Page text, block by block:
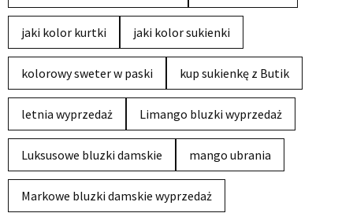
jaki kolor kurtki jaki kolor sukienki
kolorowy sweter w paski kup sukienkę z Butik
letnia wyprzedaż Limango bluzki wyprzedaż
Luksusowe bluzki damskie mango ubrania
Markowe bluzki damskie wyprzedaż